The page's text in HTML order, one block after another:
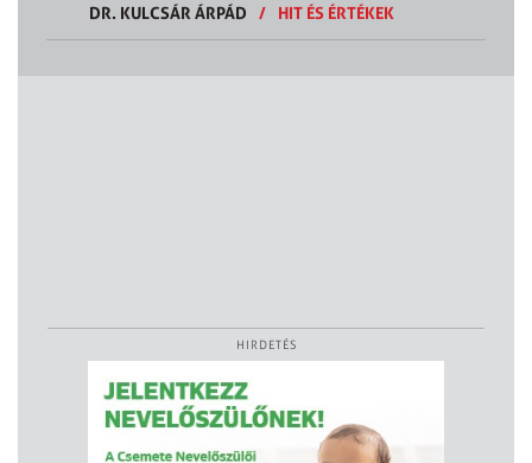
DR. KULCSÁR ÁRPÁD
/ HIT ÉS ÉRTÉKEK
HIRDETÉS